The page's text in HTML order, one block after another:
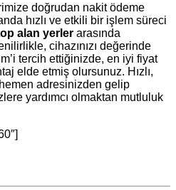
doğrudan nakit ödeme
hızlı ve etkili bir işlem süreci
alan yerler arasında
cihazınızı değerinde
tercih ettiğinizde, en iyi fiyat
elde etmiş olursunuz. Hızlı,
adresinizden gelip
yardımcı olmaktan mutluluk